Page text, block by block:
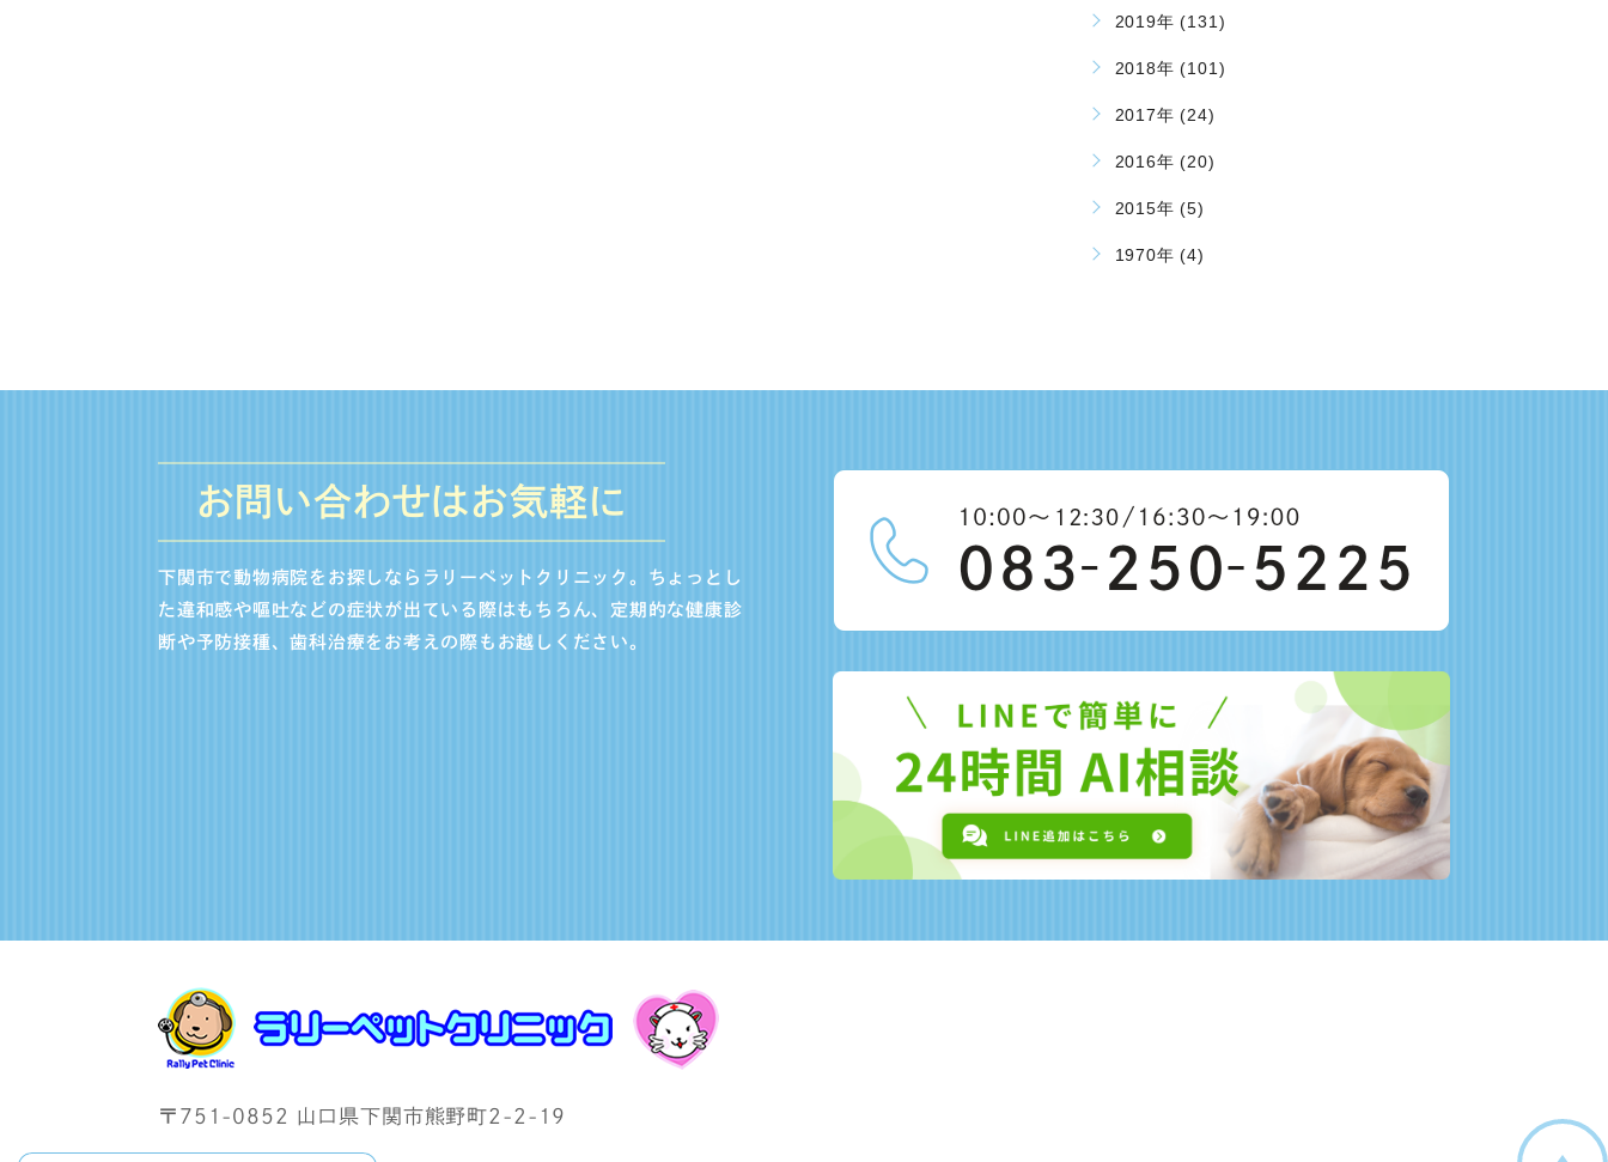
2019年 (131)
2018年 (101)
2017年 (24)
2016年 (20)
2015年 (5)
1970年 (4)
お問い合わせはお気軽に
下関市で動物病院をお探しならラリーペットクリニック。ちょっとし
た違和感や嘔吐などの症状が出ている際はもちろん、定期的な健康診
断や予防接種、歯科治療をお考えの際もお越しください。
〒751-0852 山口県下関市熊野町2-2-19